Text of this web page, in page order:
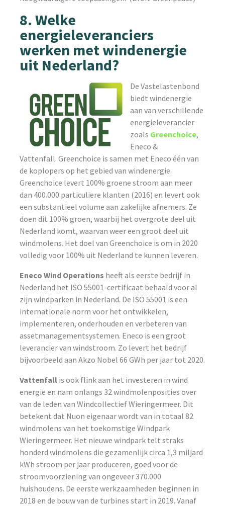
8. Welke
energieleveranciers
werken met windenergie
uit Nederland?
De Vastelastenbond
biedt windenergie
aan van verschillende
energieleverancier
zoals Greenchoice,
Eneco &
Vattenfall. Greenchoice is samen met Eneco één van
de koplopers op het gebied van windenergie.
Greenchoice levert 100% groene stroom aan meer
dan 400.000 particuliere klanten (2016) en levert ook
een substantieel volume aan zakelijke afnemers. Ze
doen dit 100% groen, waarbij het overgrote deel uit
Nederland komt, waarvan weer een groot deel uit
windmolens. Het doel van Greenchoice is om in 2020
volledig voor 100% uit Nederland te kunnen leveren.
Eneco Wind Operations heeft als eerste bedrijf in
Nederland het ISO 55001-certificaat behaald voor al
zijn windparken in Nederland. De ISO 55001 is een
internationale norm voor het ontwikkelen,
implementeren, onderhouden en verbeteren van
assetmanagementsystemen. Eneco is een groot
leverancier van windstroom. Zo levert het bedrijf
bijvoorbeeld aan Akzo Nobel 66 GWh per jaar tot 2020.
Vattenfall is ook flink aan het investeren in wind
energie en nam onlangs 32 windmolenposities over
van de leden van Windcollectief Wieringermeer. Dit
betekent dat Nuon eigenaar wordt van in totaal 82
windmolens van het toekomstige Windpark
Wieringermeer. Het nieuwe windpark telt straks
honderd windmolens die gezamenlijk circa 1,3 miljard
kWh stroom per jaar produceren, goed voor de
stroomvoorziening van ongeveer 370.000
huishoudens. De eerste werkzaamheden beginnen in
2018 en de bouw van de turbines start in 2019. Vanaf